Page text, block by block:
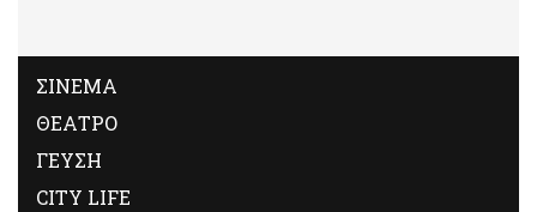
ΣΙΝΕΜΑ
ΘΕΑΤΡΟ
ΓΕΥΣΗ
CITY LIFE